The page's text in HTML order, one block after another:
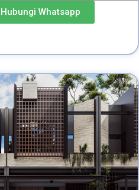
Hubungi Whatsapp